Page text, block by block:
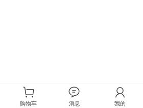
购物车 消息 我的